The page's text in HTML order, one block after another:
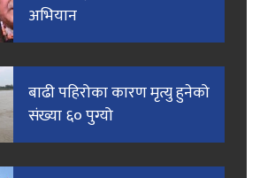
अभियान
बाढी पहिरोका कारण मृत्यु हुनेको
संख्या ६० पुग्यो